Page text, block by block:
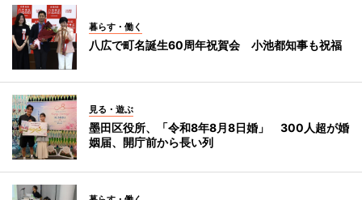
暮らす・働く
八広で町名誕生60周年祝賀会 小池都知事も祝福
見る・遊ぶ
墨田区役所、「令和8年8月8日婚」 300人超が婚
姻届、開庁前から長い列